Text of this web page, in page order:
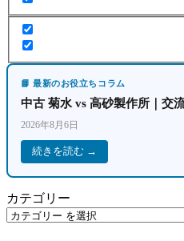
📘 最新のお役立ちコラム
中古 菊水 vs 高砂製作所｜交
2026年8月6日
続きを読む →
カテゴリー